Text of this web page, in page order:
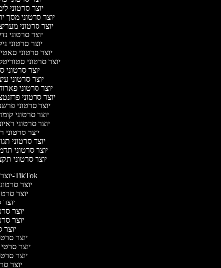
יוצר סרטוני
יוצר סרטוני מסך
יוצר סרטוני
יוצר סרטוני
יוצר סרטוני
יוצר סרטוני
יוצר סרטוני
יוצר סרטוני
יוצר סרטוני
יוצר סרטוני
יוצר סרטוני
יוצר סרטוני
יוצר סרטוני
יוצר סרטוני
יוצר סרטוני
יוצר סרטוני
יוצר סרטוני
יוצר סרטוני
יוצר סרטונים ל-TikTok
יוצר
יוצר
יוצר
יוצר
יוצר
יוצר
יוצר
יוצר סרטי
יוצר
יוצר